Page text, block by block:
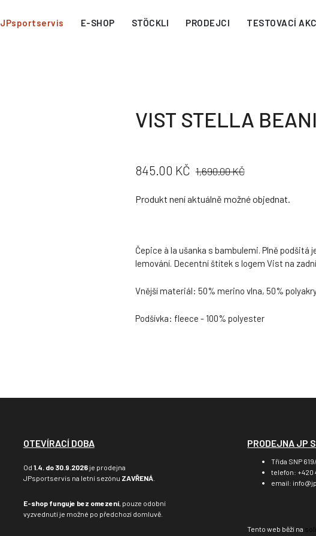
JPsportservis E-SHOP STÖCKLI PRODEJCI TESTOVACÍ
VIST STELLA
CENA:
845.00 KČ PŮVODNÍ
CENA:
1,690.00 KČ
Produkt není aktuálně možné objednat.
Čepice à la ušanka s bambulemi. Plně
lemování. Decentní štítek s logem Vist na
Vnější materiál: 50% merino vlna, 50%
Podšívka: fleece - 100% polyester
OTEVÍRACÍ DOBA
Od 1.4. do 30.9.2026je prodejna
JPsportservis na letní sezónu ZAVŘENÁ.
E-shop funguje bez omezení, pouze odobní
vyzvednutí je možné po předchozí domluvě.
PRODEJNA JP
Třída SNP
telefon: +420
email:
Tento web běží na